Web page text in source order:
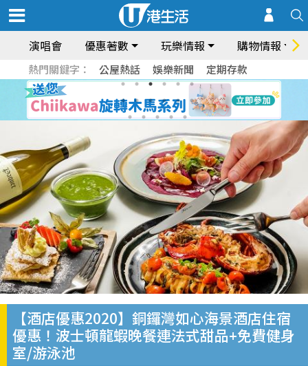
演唱會 優惠著數 玩樂情報 購物情報
熱門關鍵字： 公屋熱話 娛樂新聞 定期存款
【酒店優惠2020】銅鑼灣如心海景酒店住宿
優惠！波士頓龍蝦晚餐連法式甜品+免費健身
室/游泳池